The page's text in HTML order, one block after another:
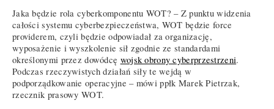
Jaka będzie rola cyberkomponentu WOT? – Z punktu widzenia
całości systemu cyberbezpieczeństwa, WOT będzie force
providerem, czyli będzie odpowiadał za organizację,
wyposażenie i wyszkolenie sił zgodnie ze standardami
określonymi przez dowódcę wojsk obrony cyberprzestrzeni.
Podczas rzeczywistych działań siły te wejdą w
podporządkowanie operacyjne – mówi ppłk Marek Pietrzak,
rzecznik prasowy WOT.